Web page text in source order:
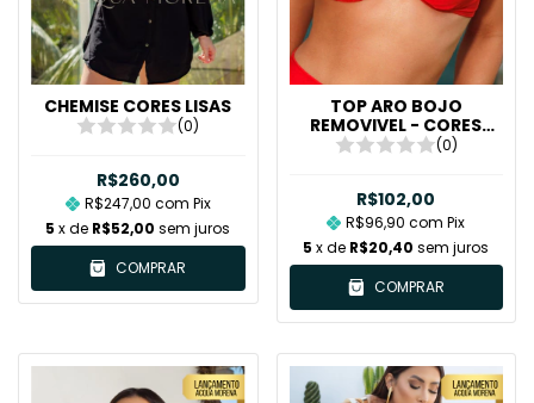
CHEMISE CORES LISAS
(0)
R$260,00
R$247,00 com Pix
5 x de R$52,00 sem juros
COMPRAR
TOP ARO BOJO
REMOVIVEL - CORES
LISAS
(0)
R$102,00
R$96,90com Pix
5 x de R$20,40 sem juros
COMPRAR